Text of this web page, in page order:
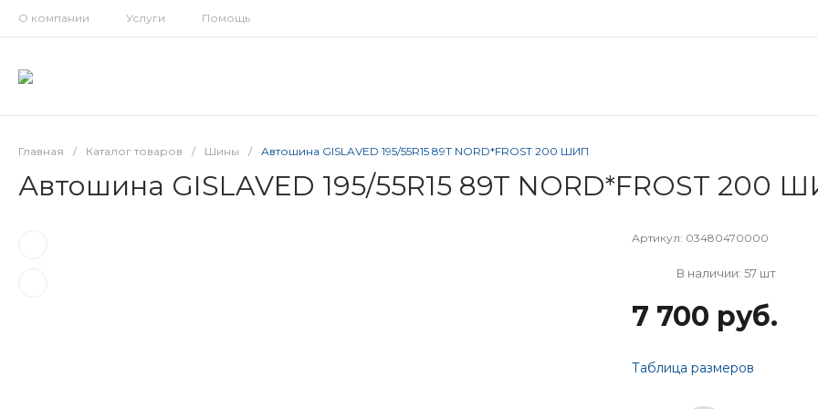
О компании Услуги Помощь
Главная / Каталог товаров / Шины / Автошина GISLAVED 195/55R15 89T NORD*FROST 200 ШИП
Автошина GISLAVED 195/55R15 89T NORD*FROST 200
Артикул: 03480470000
В наличии: 57 шт
7 700 руб.
Таблица размеров